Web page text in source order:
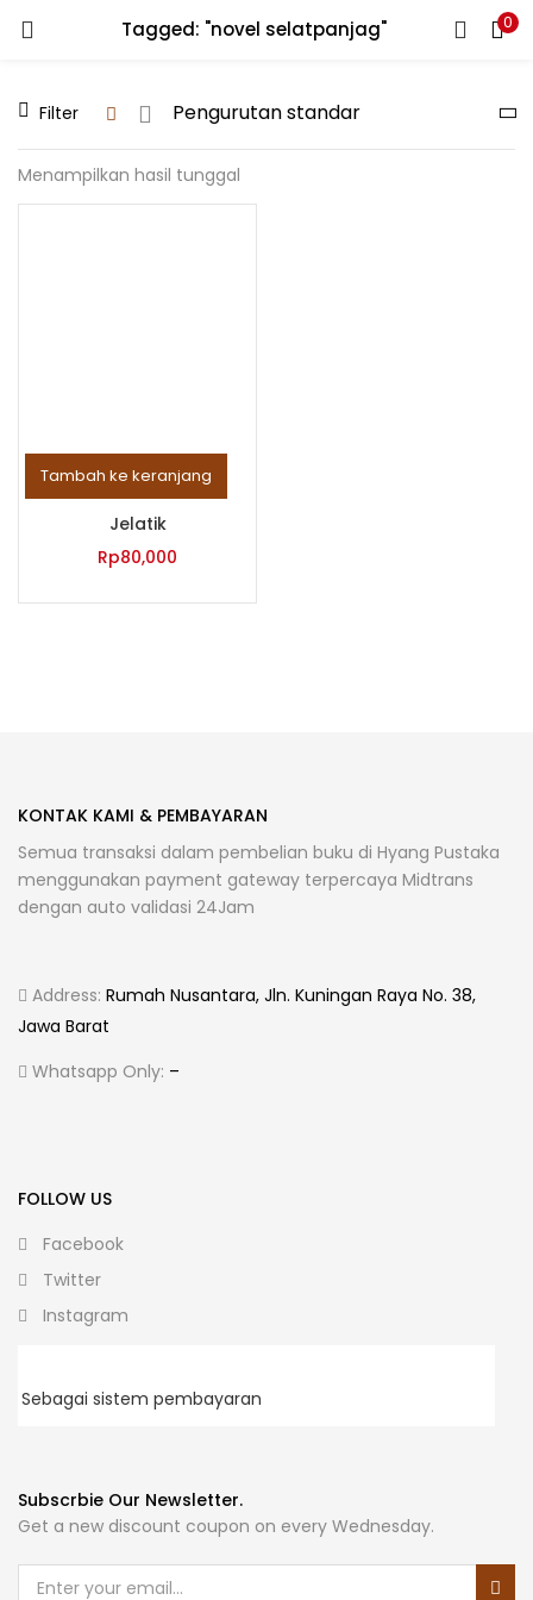
Tagged: "novel selatpanjag" 0
LOGIN REGISTER
Enter your username and password to login.
Filter
Menampilkan hasil tunggal
Tambah ke keranjang
Jelatik
Rp80,000
KONTAK KAMI & PEMBAYARAN
Semua transaksi dalam pembelian buku di Hyang Pustaka
menggunakan payment gateway terpercaya Midtrans
dengan auto validasi 24Jam
Address: Rumah Nusantara, Jln. Kuningan Raya No. 38,
Jawa Barat
Whatsapp Only: –
FOLLOW US
Facebook
Twitter
Instagram
Sebagai sistem pembayaran
Subscrbie Our Newsletter.
Get a new discount coupon on every Wednesday.